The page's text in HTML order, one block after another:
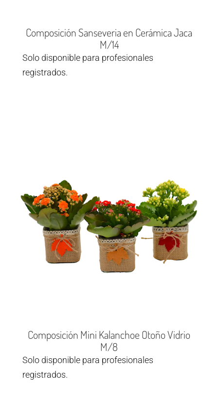
Composición Sanseveria en Cerámica Jaca
M/14
Solo disponible para profesionales
registrados.
Composición Mini Kalanchoe Otoño Vidrio
M/8
Solo disponible para profesionales
registrados.